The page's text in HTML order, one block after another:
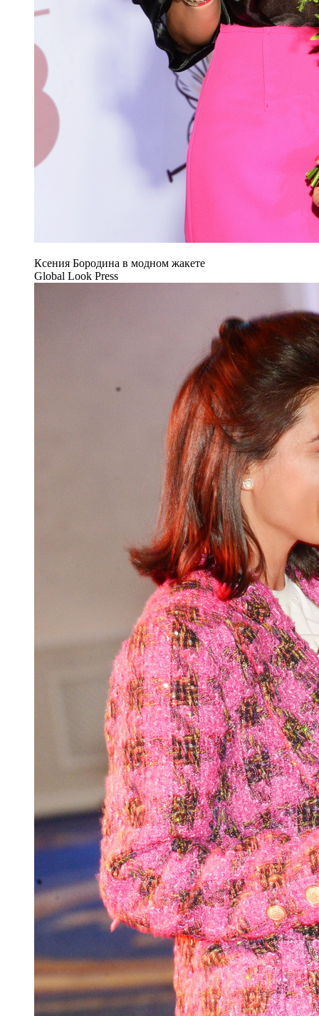
Ксения Бородина в модном жакете
Global Look Press